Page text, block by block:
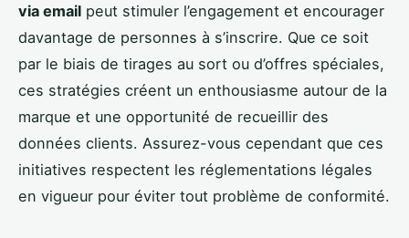
via email peut stimuler l’engagement et encourager
davantage de personnes à s’inscrire. Que ce soit
par le biais de tirages au sort ou d’offres spéciales,
ces stratégies créent un enthousiasme autour de la
marque et une opportunité de recueillir des
données clients. Assurez-vous cependant que ces
initiatives respectent les réglementations légales
en vigueur pour éviter tout problème de conformité.